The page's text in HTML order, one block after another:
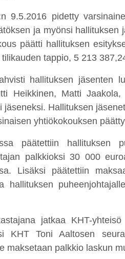
9.5.2016 pidetty
ja myönsi
päätti hallituksen
tappio, 5 213
hallituksen jäsenten
Heikkinen, Matti
jäseneksi. Hallituksen
yhtiökokouksen
päätettiin hallituksen
palkkioksi 30 000
Lisäksi päätettiin
hallituksen
jatkaa KHT-
KHT Toni Aaltosen
maksetaan palkkio laskun